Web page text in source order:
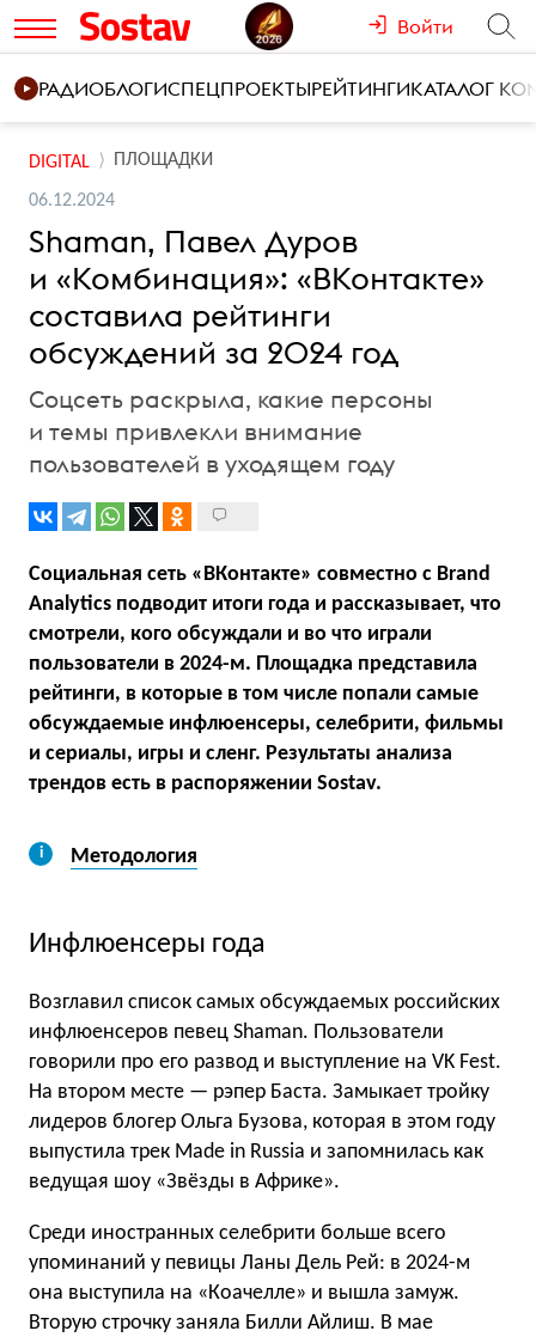
Войти
РАДИОБЛОГИСПЕЦПРОЕКТЫРЕЙТИНГИКАТАЛОГ
DIGITAL ПЛОЩАДКИ
06.12.2024
Shaman, Павел Дуров
и «Комбинация»: «ВКонтакте»
составила рейтинги
обсуждений за 2024 год
Соцсеть раскрыла, какие персоны
и темы привлекли внимание
пользователей в уходящем году
Социальная сеть «ВКонтакте» совместно с Brand
Analytics подводит итоги года и рассказывает, что
смотрели, кого обсуждали и во что играли
пользователи в 2024-м. Площадка представила
рейтинги, в которые в том числе попали самые
обсуждаемые инфлюенсеры, селебрити, фильмы
и сериалы, игры и сленг. Результаты анализа
трендов есть в распоряжении Sostav.
Методология
Инфлюенсеры года
Возглавил список самых обсуждаемых российских
инфлюенсеров певец Shaman. Пользователи
говорили про его развод и выступление на VK Fest.
На втором месте — рэпер Баста. Замыкает тройку
лидеров блогер Ольга Бузова, которая в этом году
выпустила трек Made in Russia и запомнилась как
ведущая шоу «Звёзды в Африке».
Среди иностранных селебрити больше всего
упоминаний у певицы Ланы Дель Рей: в 2024-м
она выступила на «Коачелле» и вышла замуж.
Вторую строчку заняла Билли Айлиш. В мае